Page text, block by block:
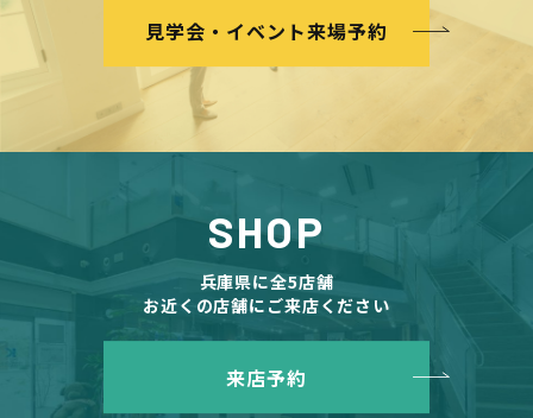
見学会・イベント来場予約
SHOP
兵庫県に全5店舗
お近くの店舗にご来店ください
来店予約